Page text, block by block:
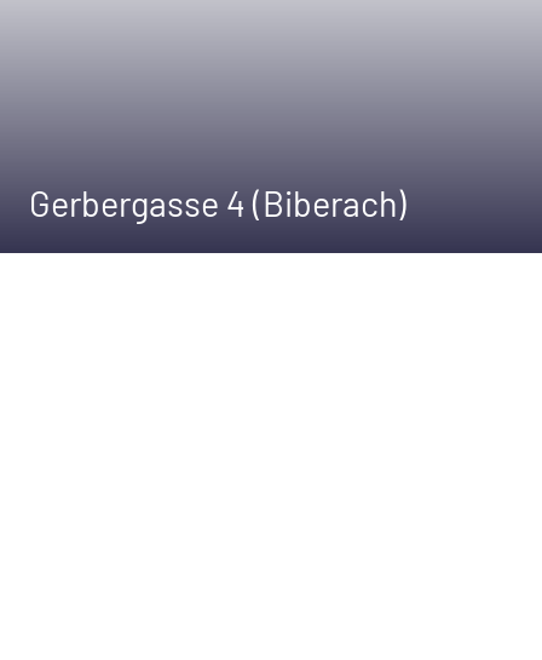
Gerbergasse 4 (Biberach)